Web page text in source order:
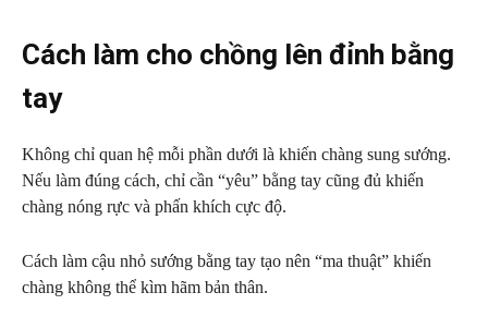
Cách làm cho chồng lên đỉnh bằng
tay
Không chỉ quan hệ mỗi phần dưới là khiến chàng sung sướng.
Nếu làm đúng cách, chỉ cần “yêu” bằng tay cũng đủ khiến
chàng nóng rực và phấn khích cực độ.
Cách làm cậu nhỏ sướng bằng tay tạo nên “ma thuật” khiến
chàng không thể kìm hãm bản thân.